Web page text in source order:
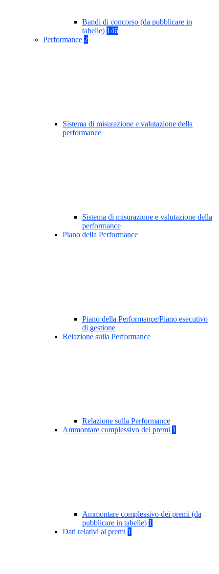
Bandi di concorso (da pubblicare in
tabelle) 146
Performance 2
Sistema di misurazione e valutazione della
performance
Sistema di misurazione e valutazione della
performance
Piano della Performance
Piano della Performance/Piano esecutivo
di gestione
Relazione sulla Performance
Relazione sulla Performance
Ammontare complessivo dei premi 1
Ammontare complessivo dei premi (da
pubblicare in tabelle) 1
Dati relativi ai premi 1